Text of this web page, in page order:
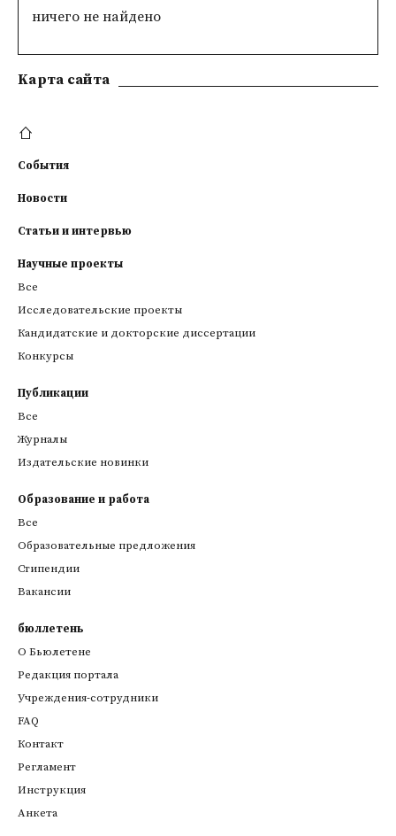
ничего не найдено
Kарта сайта
События
Новости
Статьи и интервью
Научные проекты
Все
Исследовательские проекты
Кандидатские и докторские диссертации
Конкурсы
Публикации
Все
Журналы
Издательские новинки
Образование и работа
Все
Образовательные предложения
Стипендии
Вакансии
бюллетень
О Бьюлетене
Редакция портала
Учреждения-сотрудники
FAQ
Контакт
Регламент
Инструкция
Анкета